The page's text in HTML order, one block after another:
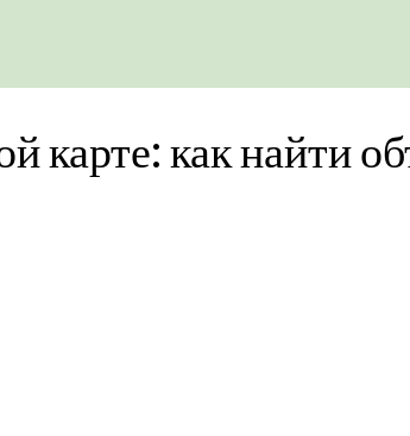
карте: как найти